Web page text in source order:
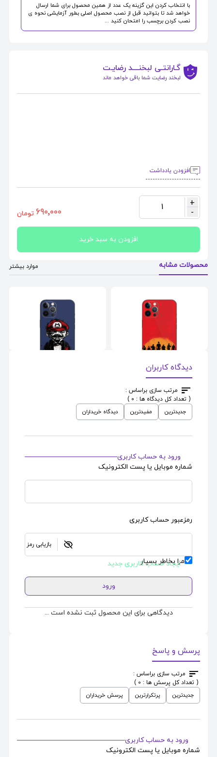
با انتخاب کردن این گزینه یک عدد از همین محصول برای شما ارسال
خواهد شد تا بتوانید قبل از نصب محصول اصلی بطور آزمایشی نحوه ی
نصب کردن برچسب را امتحان کنید ...
گـارانتـی لبخنــــد رضایـت
لبخند رضایت شما باقی خواهد ماند
افزودن یادداشت
+
-
1 ٦٩٠٬٠٠٠ تومان
افزودن به سبد خرید
محصولات مشابه موارد بیشتر
اسکین موبایلطرح
Red Dead Redemption
قیمت : 690,000 تومان قیمت : 690,000
دیدگاه کاربران
مرتب سازی براساس :
( تعداد کل دیدگاه ها : 0 )
جدیدترین
مفیدترین دیدگاه خریداران
ورود به حساب کاربری
شماره موبایل یا پست الکترونیک
رمزعبور حساب کاربری
بازیابی رمز
مرا بخاطر بسپار
ایجاد حساب کاربری جدید
ورود
دیدگاهی برای این محصول ثبت نشده است ...
پرسش و پاسخ
مرتب سازی براساس :
( تعداد کل پرسش ها : 0 )
جدیدترین
پرتکرارترین پرسش خریداران
ورود به حساب کاربری
شماره موبایل یا پست الکترونیک